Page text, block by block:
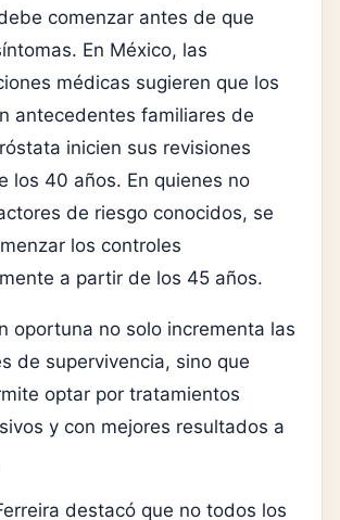
comenzar antes de que
En México, las
médicas sugieren que los
antecedentes familiares de
inicien sus revisiones
los 40 años. En quienes no
de riesgo conocidos, se
los controles
a partir de los 45 años.
oportuna no solo incrementa las
de supervivencia, sino que
optar por tratamientos
y con mejores resultados a
destacó que no todos los